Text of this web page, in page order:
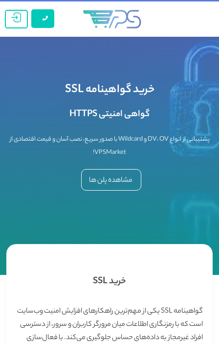
خرید گواهینامه SSL
گواهی امنیتی HTTPS
پشتیبانی از انواع DV، OV و Wildcard با صدور سریع، نصب آسان و قیمت اقتصادی از
VPSMarket!
مشاهده پلن ها
خرید SSL
گواهینامه SSL یکی از مهم‌ترین راهکارهای افزایش امنیت وب‌سایت
است که با رمزنگاری اطلاعات میان مرورگر کاربران و سرور، از دسترسی
افراد غیرمجاز به داده‌های حساس جلوگیری می‌کند. با فعال‌سازی